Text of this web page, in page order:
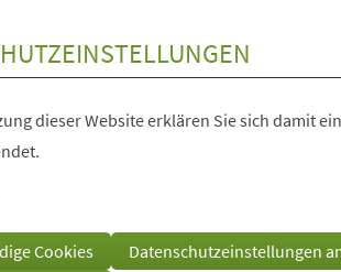
dieser Website erklären Sie sich damit
Cookies
Datenschutzeinstellungen